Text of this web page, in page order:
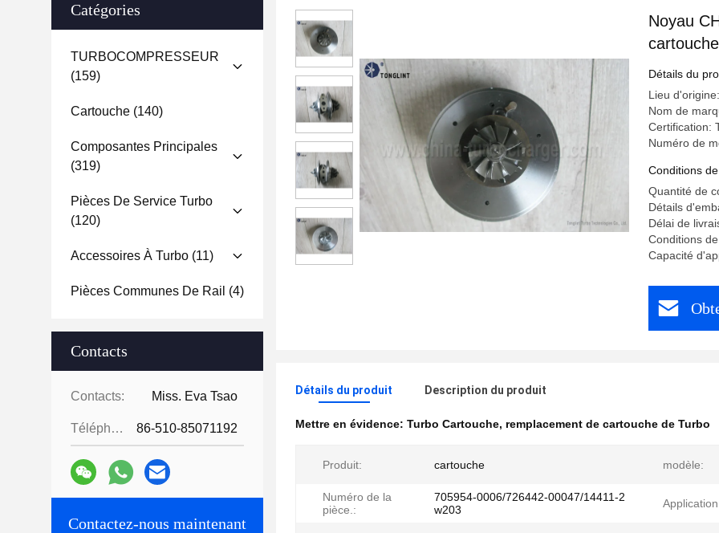
Catégories
TURBOCOMPRESSEUR
(159)
Cartouche (140)
Composantes Principales
(319)
Pièces De Service Turbo
(120)
Accessoires À Turbo (11)
Pièces Communes De Rail (4)
Contacts
Contacts: Miss. Eva Tsao
Téléphone: 86-510-85071192
Contactez-nous maintenant
Noyau
Pathfinder
Détails du
Lieu
Nom de
Certification:
Numéro de
Conditions
Quantité de
Détails
Délai de
Conditions
Capacité
Détails du produit Description du produit
Mettre en évidence: Turbo Cartouche, remplacement de cartouche de Turbo
Produit: cartouche modèle:
Numéro de la
pièce.:
705954-0006/726442-00047/14411-2
w203